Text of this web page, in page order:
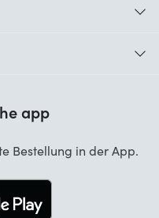
app
Bestellung in der App.